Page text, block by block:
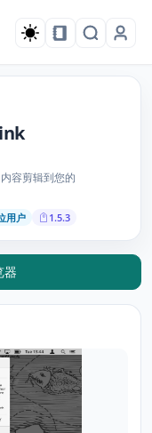
容剪辑到您的
用户 1.5.3
器